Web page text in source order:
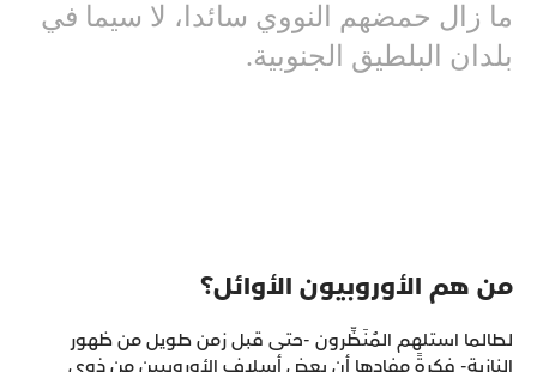
ما زال حمضهم النووي سائدا، لا سيما في
بلدان البلطيق الجنوبية.
من هم الأوروبيون الأوائل؟
لطالما استلهم المُنَظِّرون -حتى قبل زمن طويل من ظهور